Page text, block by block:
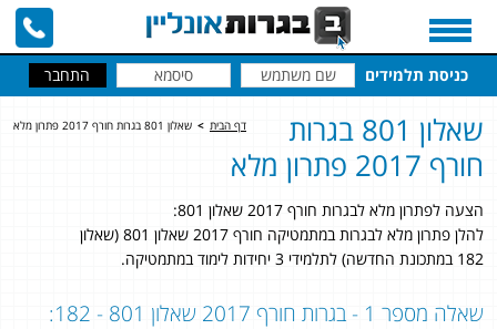
כניסת תלמידים
דף הבית > שאלון 801 בגרות חורף 2017 פתרון מלא
שאלון 801 בגרות
חורף 2017 פתרון מלא
הצעה לפתרון מלא לבגרות חורף 2017 שאלון 801:
להלן פתרון מלא לבגרות במתמטיקה חורף 2017 שאלון 801 (שאלון
182 במתכונת החדשה) לתלמידי 3 יחידות לימוד במתמטיקה.
שאלה מספר 1 - בגרות חורף 2017 שאלון 801 - 182: